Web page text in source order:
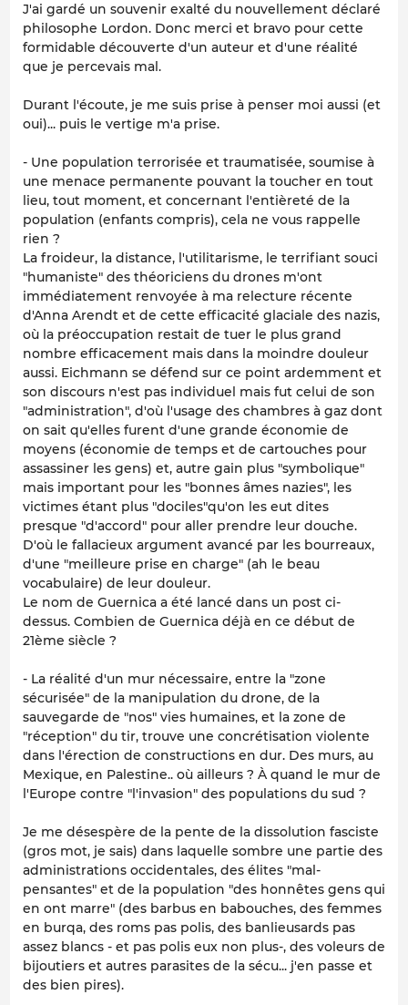
J'ai gardé un souvenir exalté du nouvellement déclaré
philosophe Lordon. Donc merci et bravo pour cette
formidable découverte d'un auteur et d'une réalité
que je percevais mal.
Durant l'écoute, je me suis prise à penser moi aussi (et
oui)... puis le vertige m'a prise.
- Une population terrorisée et traumatisée, soumise à
une menace permanente pouvant la toucher en tout
lieu, tout moment, et concernant l'entièreté de la
population (enfants compris), cela ne vous rappelle
rien ?
La froideur, la distance, l'utilitarisme, le terrifiant souci
"humaniste" des théoriciens du drones m'ont
immédiatement renvoyée à ma relecture récente
d'Anna Arendt et de cette efficacité glaciale des nazis,
où la préoccupation restait de tuer le plus grand
nombre efficacement mais dans la moindre douleur
aussi. Eichmann se défend sur ce point ardemment et
son discours n'est pas individuel mais fut celui de son
"administration", d'où l'usage des chambres à gaz dont
on sait qu'elles furent d'une grande économie de
moyens (économie de temps et de cartouches pour
assassiner les gens) et, autre gain plus "symbolique"
mais important pour les "bonnes âmes nazies", les
victimes étant plus "dociles"qu'on les eut dites
presque "d'accord" pour aller prendre leur douche.
D'où le fallacieux argument avancé par les bourreaux,
d'une "meilleure prise en charge" (ah le beau
vocabulaire) de leur douleur.
Le nom de Guernica a été lancé dans un post ci-
dessus. Combien de Guernica déjà en ce début de
21ème siècle ?
- La réalité d'un mur nécessaire, entre la "zone
sécurisée" de la manipulation du drone, de la
sauvegarde de "nos" vies humaines, et la zone de
"réception" du tir, trouve une concrétisation violente
dans l'érection de constructions en dur. Des murs, au
Mexique, en Palestine.. où ailleurs ? À quand le mur de
l'Europe contre "l'invasion" des populations du sud ?
Je me désespère de la pente de la dissolution fasciste
(gros mot, je sais) dans laquelle sombre une partie des
administrations occidentales, des élites "mal-
pensantes" et de la population "des honnêtes gens qui
en ont marre" (des barbus en babouches, des femmes
en burqa, des roms pas polis, des banlieusards pas
assez blancs - et pas polis eux non plus-, des voleurs de
bijoutiers et autres parasites de la sécu... j'en passe et
des bien pires).